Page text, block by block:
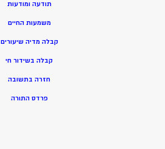
תודעה ומודעות
משמעות החיים
קבלה מדיה שיעורים
קבלה בשידור חי
חזרה בתשובה
פרדס התורה